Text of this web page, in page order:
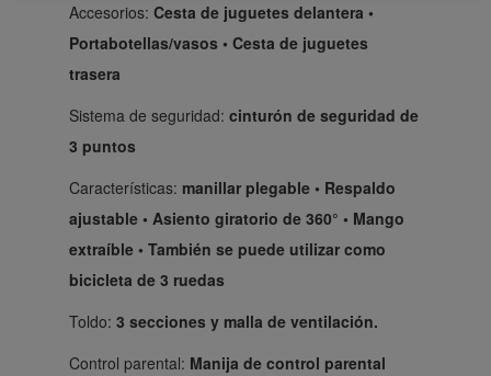
Accesorios: Cesta de juguetes delantera •
Portabotellas/vasos • Cesta de juguetes
trasera
Sistema de seguridad: cinturón de seguridad de
3 puntos
Características: manillar plegable • Respaldo
ajustable • Asiento giratorio de 360° • Mango
extraíble • También se puede utilizar como
bicicleta de 3 ruedas
Toldo: 3 secciones y malla de ventilación.
Control parental: Manija de control parental